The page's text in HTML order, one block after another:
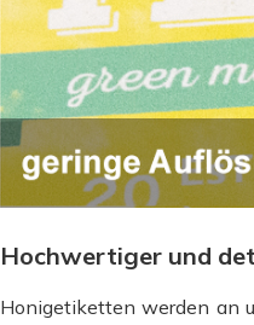
Hochwertiger und
Honigetiketten werden an